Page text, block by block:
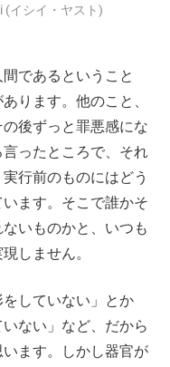
(イシイ・ヤスト)
であるということ
ります。他のこと、
後ずっと罪悪感にな
ったところで、それ
行前のものにはどう
ます。そこで誰かそ
いものかと、いつも
しません。
していない」とか
ない」など、だから
ます。しかし器官が